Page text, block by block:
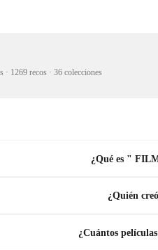
· 1269 recos · 36 colecciones
¿Qué es "
¿Quién
¿Cuántos